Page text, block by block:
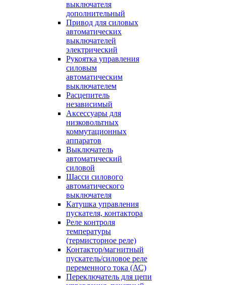
выключателя
дополнительный
Привод для силовых
автоматических
выключателей
электрический
Рукоятка управления
силовым
автоматическим
выключателем
Расцепитель
независимый
Аксессуары для
низковольтных
коммутационных
аппаратов
Выключатель
автоматический
силовой
Шасси силового
автоматического
выключателя
Катушка управления
пускателя, контактора
Реле контроля
температуры
(термисторное реле)
Контактор/магнитный
пускатель/силовое реле
переменного тока (АС)
Переключатель для цепи